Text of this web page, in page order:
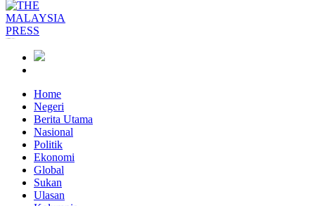
Home
Negeri
Berita Utama
Nasional
Politik
Ekonomi
Global
Sukan
Ulasan